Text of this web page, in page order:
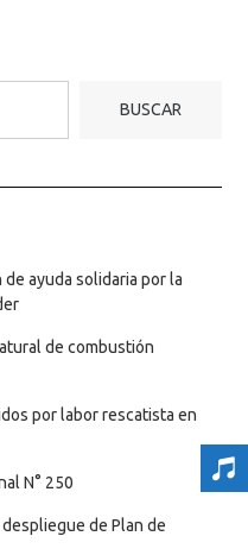
BUSCAR
ayuda solidaria por la
de combustión
por labor rescatista en
N° 250
de Plan de